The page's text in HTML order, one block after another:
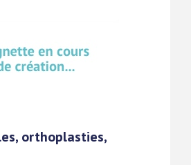
orthoplasties,